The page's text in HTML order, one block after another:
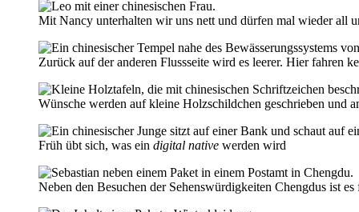
Mit Nancy unterhalten wir uns nett und dürfen mal wieder all
Zurück auf der anderen Flussseite wird es leerer. Hier fahren
Wünsche werden auf kleine Holzschildchen geschrieben und
Früh übt sich, was ein digital native werden wird
Neben den Besuchen der Sehenswürdigkeiten Chengdus ist